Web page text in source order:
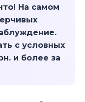
На самом
с условных
и более за